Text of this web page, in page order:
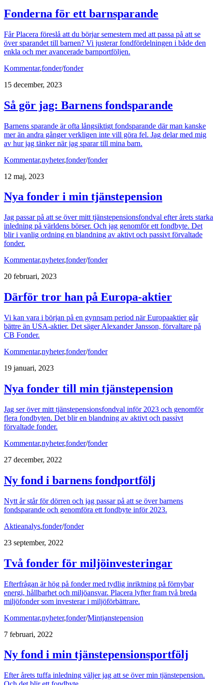
Fonderna för ett barnsparande
Får Placera föreslå att du börjar semestern med att passa på att se
över sparandet till barnen? Vi justerar fondfördelningen i både den
enkla och mer avancerade barnportföljen.
Kommentar,fonder/fonder
15 december, 2023
Så gör jag: Barnens fondsparande
Barnens sparande är ofta långsiktigt fondsparande där man kanske
mer än andra gånger verkligen inte vill göra fel. Jag delar med mig
av hur jag tänker när jag sparar till mina barn.
Kommentar,nyheter,fonder/fonder
12 maj, 2023
Nya fonder i min tjänstepension
Jag passar på att se över mitt tjänstepensionsfondval efter årets starka
inledning på världens börser. Och jag genomför ett fondbyte. Det
blir i vanlig ordning en blandning av aktivt och passivt förvaltade
fonder.
Kommentar,nyheter,fonder/fonder
20 februari, 2023
Därför tror han på Europa-aktier
Vi kan vara i början på en gynnsam period när Europaaktier går
bättre än USA-aktier. Det säger Alexander Jansson, förvaltare på
CB Fonder.
Kommentar,nyheter,fonder/fonder
19 januari, 2023
Nya fonder till min tjänstepension
Jag ser över mitt tjänstepensionsfondval inför 2023 och genomför
flera fondbyten. Det blir en blandning av aktivt och passivt
förvaltade fonder.
Kommentar,nyheter,fonder/fonder
27 december, 2022
Ny fond i barnens fondportfölj
Nytt år står för dörren och jag passar på att se över barnens
fondsparande och genomföra ett fondbyte inför 2023.
Aktieanalys,fonder/fonder
23 september, 2022
Två fonder för miljöinvesteringar
Efterfrågan är hög på fonder med tydlig inriktning på förnybar
energi, hållbarhet och miljöansvar. Placera lyfter fram två breda
miljöfonder som investerar i miljöförbättrare.
Kommentar,nyheter,fonder/Mintjanstepension
7 februari, 2022
Ny fond i min tjänstepensionsportfölj
Efter årets tuffa inledning väljer jag att se över min tjänstepension.